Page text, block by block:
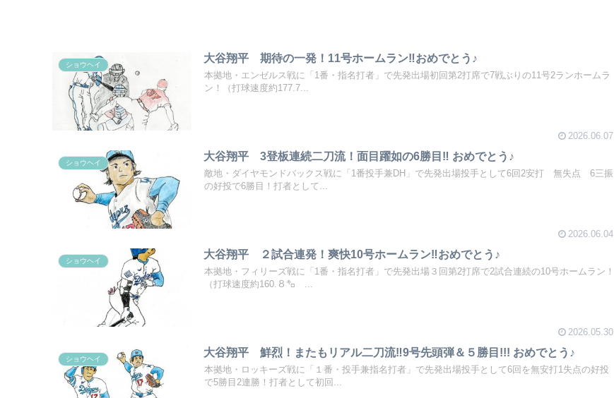
ショウヘイ
大谷翔平 期待の一発！11号ホームラン‼おめでとう♪
本拠地・エンゼルス戦に「1番・指名打者」で先発出場初回第2打席で7戦ぶりの11号2ランホームラ
ン！（打球速度約177.7...
2026.06.07
ショウヘイ
大谷翔平 3登板連続二刀流！面目躍如の6勝目‼ おめでとう♪
敵地・ダイヤモンドバックス戦に「1番投手兼DH」で先発出場投手として6回2安打 無失点 6三振
の好投で6勝目！打者として...
2026.06.04
ショウヘイ
大谷翔平 ２試合連発！爽快10号ホームラン‼おめでとう♪
本拠地・フィリーズ戦に「1番・指名打者」で先発出場３回第2打席で2試合連続の10号ホームラン！
（打球速度約160.８㌔ ...
2026.05.30
ショウヘイ
大谷翔平 鮮烈！またもリアル二刀流‼9号先頭弾＆５勝目!!! おめでとう♪
本拠地・ロッキーズ戦に「１番・投手兼指名打者」で先発出場投手として6回を無安打1失点の好投
で5勝目2連勝！打者として初回...